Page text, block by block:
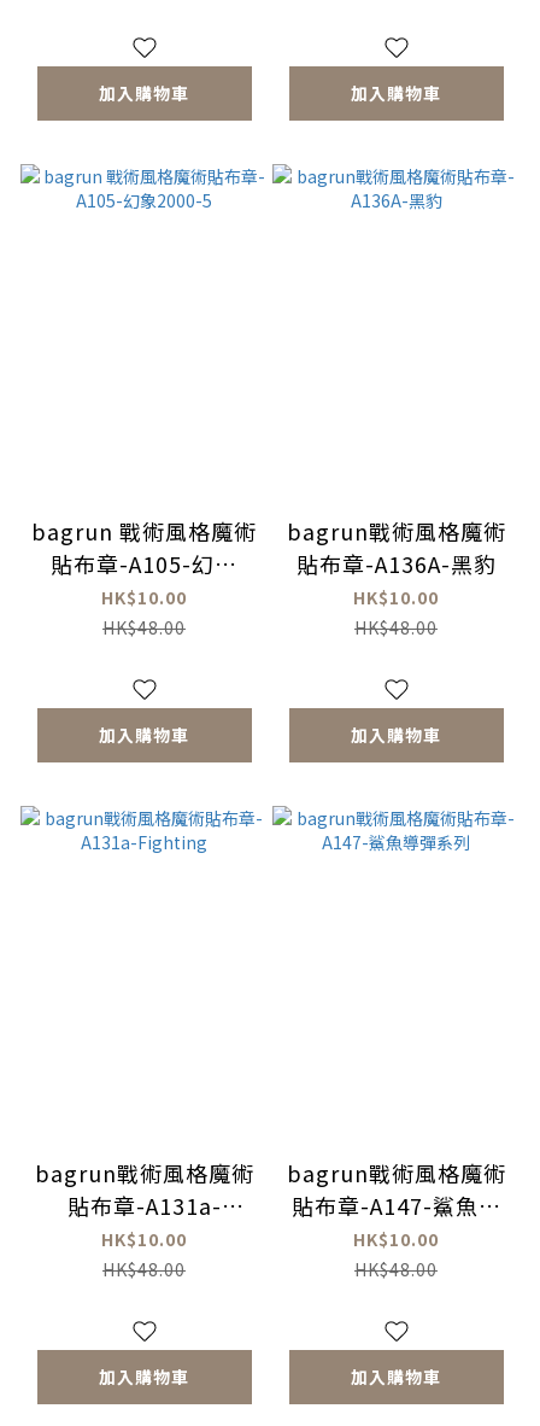
加入購物車 加入購物車
bagrun 戰術風格魔術
貼布章-A105-幻象
2000-5
HK$10.00
HK$48.00
加入購物車
bagrun戰術風格魔術
貼布章-A136A-黑豹
HK$10.00
HK$48.00
加入購物車
bagrun戰術風格魔術
貼布章-A131a-
Fighting
HK$10.00
HK$48.00
加入購物車
bagrun戰術風格魔術
貼布章-A147-鯊魚導
彈系列
HK$10.00
HK$48.00
加入購物車